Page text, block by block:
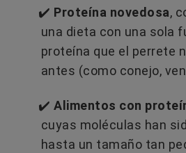
✔️ Proteína novedosa,
una dieta con una sola
proteína que el perrete
antes (como conejo,
✔️ Alimentos con
cuyas moléculas han
hasta un tamaño tan